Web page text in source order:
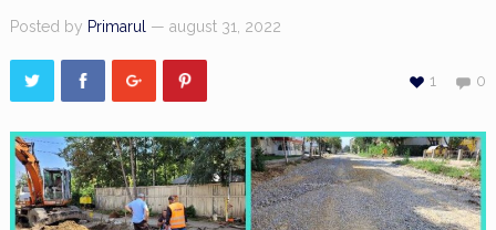
Posted by Primarul — august 31, 2022
0
1